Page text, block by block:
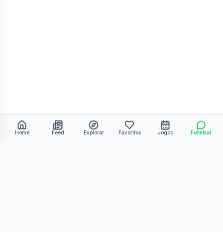
Home Feed Explorar Favoritos Jogos Futebot